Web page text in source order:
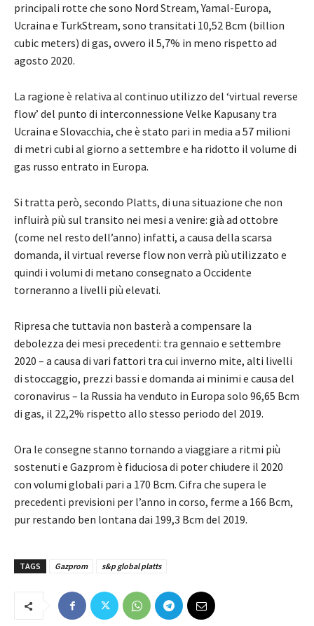
principali rotte che sono Nord Stream, Yamal-Europa,
Ucraina e TurkStream, sono transitati 10,52 Bcm (billion
cubic meters) di gas, ovvero il 5,7% in meno rispetto ad
agosto 2020.
La ragione è relativa al continuo utilizzo del ‘virtual reverse
flow’ del punto di interconnessione Velke Kapusany tra
Ucraina e Slovacchia, che è stato pari in media a 57 milioni
di metri cubi al giorno a settembre e ha ridotto il volume di
gas russo entrato in Europa.
Si tratta però, secondo Platts, di una situazione che non
influirà più sul transito nei mesi a venire: già ad ottobre
(come nel resto dell’anno) infatti, a causa della scarsa
domanda, il virtual reverse flow non verrà più utilizzato e
quindi i volumi di metano consegnato a Occidente
torneranno a livelli più elevati.
Ripresa che tuttavia non basterà a compensare la
debolezza dei mesi precedenti: tra gennaio e settembre
2020 – a causa di vari fattori tra cui inverno mite, alti livelli
di stoccaggio, prezzi bassi e domanda ai minimi e causa del
coronavirus – la Russia ha venduto in Europa solo 96,65 Bcm
di gas, il 22,2% rispetto allo stesso periodo del 2019.
Ora le consegne stanno tornando a viaggiare a ritmi più
sostenuti e Gazprom è fiduciosa di poter chiudere il 2020
con volumi globali pari a 170 Bcm. Cifra che supera le
precedenti previsioni per l’anno in corso, ferme a 166 Bcm,
pur restando ben lontana dai 199,3 Bcm del 2019.
TAGS Gazprom s&p global platts